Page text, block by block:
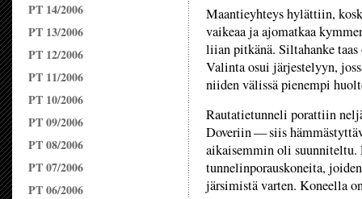
PT 14/2006
PT 13/2006
PT 12/2006
PT 11/2006
PT 10/2006
PT 09/2006
PT 08/2006
PT 07/2006
PT 06/2006
Maantieyhteys hylättiin,
vaikeaa ja ajomatkaa
liian pitkänä. Siltahanke
Valinta osui järjestelyyn,
niiden välissä pienempi
Rautatietunneli porattiin
Doveriin — siis
aikaisemmin oli suunniteltu.
tunnelinporauskoneita,
järsimistä varten. Koneella